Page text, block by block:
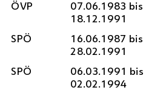
ÖVP
07.06.1983 bis
18.12.1991
SPÖ
16.06.1987 bis
28.02.1991
SPÖ
06.03.1991 bis
02.02.1994